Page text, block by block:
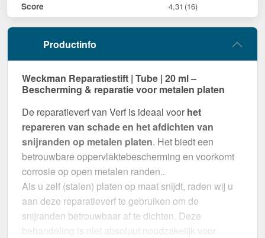
Score 4,31 (16)
Productinfo
Weckman Reparatiestift | Tube | 20 ml –
Bescherming & reparatie voor metalen platen
De reparatieverf van Verf is ideaal voor het
repareren van schade en het afdichten van
snijranden op metalen platen. Het biedt een
betrouwbare oppervlaktebescherming en voorkomt
corrosie op open metalen randen..
Als u zelf (stalen) platen op maat snijdt, raden wij u
aan deze reparatieverf te gebruiken om de
snijranden betrouwbaar af te dichten. Deze
behandeling is niet absoluut noodzakelijk voor